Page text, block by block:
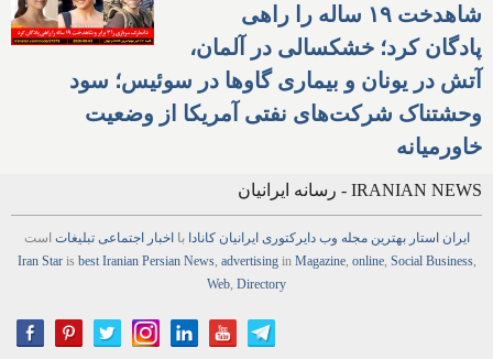
شاهدخت ۱۹ ساله را راهی
پادگان کرد؛ خشکسالی در آلمان،
آتش در یونان و بیماری گاوها در سوئیس؛ سود
وحشتناک شرکت‌های نفتی آمریکا از وضعیت
خاورمیانه
IRANIAN NEWS - رسانه ایرانیان
ایران استار بهترین مجله وب دایرکتوری ایرانیان کانادا بااخبار اجتماعی تبلیغات است
Iran Staris best Iranian Persian News, advertisingin Magazine, online, Social Business,
Web Directory